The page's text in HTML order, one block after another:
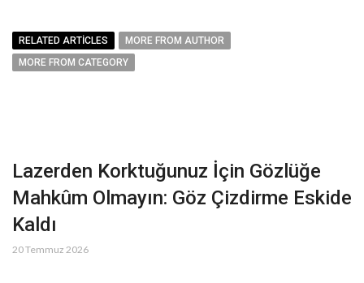
RELATED ARTICLES
MORE FROM AUTHOR
MORE FROM CATEGORY
Lazerden Korktuğunuz İçin Gözlüğe
Mahkûm Olmayın: Göz Çizdirme Eskide
Kaldı
20 Temmuz 2026